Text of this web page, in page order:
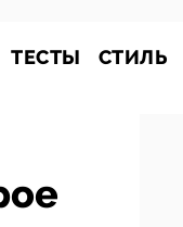
ТЕСТЫ СТИЛЬ